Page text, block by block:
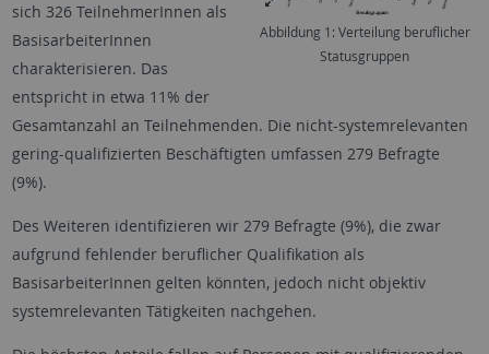
Abbildung 1: Verteilung beruflicher
Statusgruppen
sich 326 TeilnehmerInnen als
BasisarbeiterInnen
charakterisieren. Das
entspricht in etwa 11% der
Gesamtanzahl an Teilnehmenden. Die nicht-systemrelevanten
gering-qualifizierten Beschäftigten umfassen 279 Befragte
(9%).
Des Weiteren identifizieren wir 279 Befragte (9%), die zwar
aufgrund fehlender beruflicher Qualifikation als
BasisarbeiterInnen gelten könnten, jedoch nicht objektiv
systemrelevanten Tätigkeiten nachgehen.